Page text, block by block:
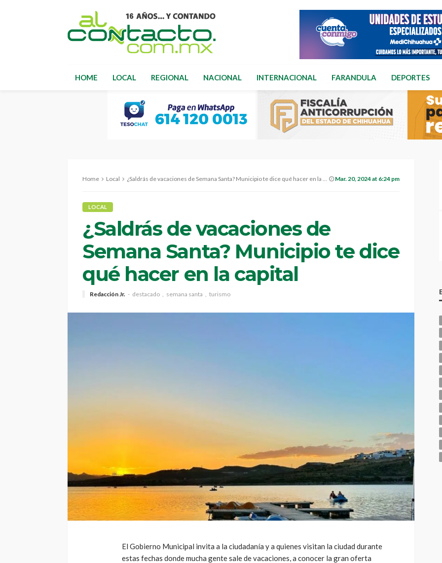
HOME LOCAL REGIONAL NACIONAL INTERNACIONAL FARANDULA DEPORTES
Home Local ¿Saldrás de vacaciones de Semana Santa? Municipio te dice qué hacer en la capital Mar. 20, 2024 at 6:24 pm
LOCAL
¿Saldrás de vacaciones de
Semana Santa? Municipio te dice
qué hacer en la capital
Redacción Jr. destacado semana santa turismo
El Gobierno Municipal invita a la ciudadanía y a quienes visitan la ciudad durante
estas fechas donde mucha gente sale de vacaciones, a conocer la gran oferta